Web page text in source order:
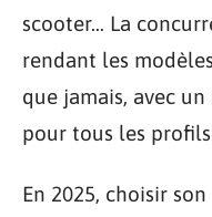
scooter… La
rendant les
que jamais, avec un
pour tous les
En 2025, choisir